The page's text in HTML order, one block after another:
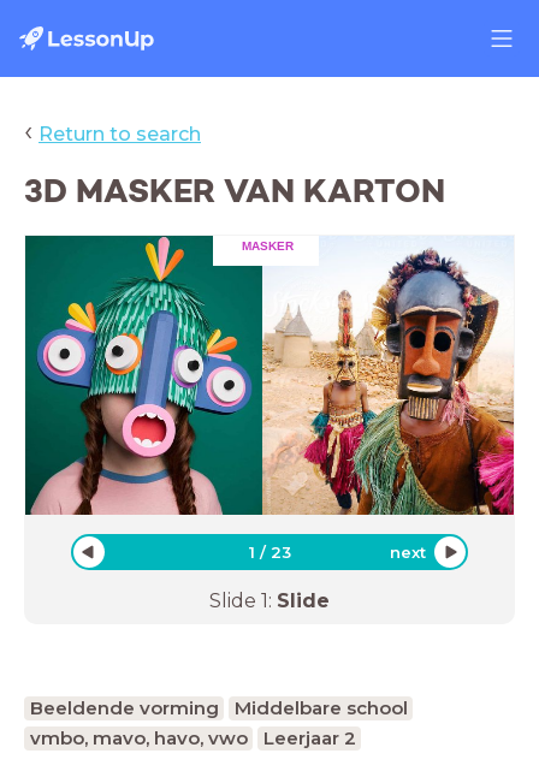
‹ Return to search
3D MASKER VAN KARTON
MASKER
1 /23 next
Slide 1: Slide
Beeldende vorming
Middelbare school
vmbo, mavo, havo, vwo
Leerjaar 2